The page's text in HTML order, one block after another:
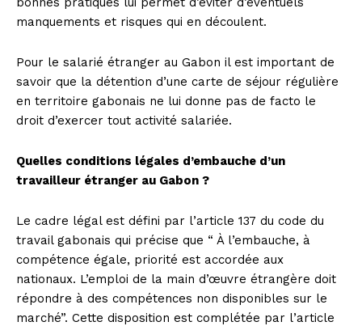
manquements et risques qui en découlent.
Pour le salarié étranger au Gabon il est important de
savoir que la détention d’une carte de séjour régulière
en territoire gabonais ne lui donne pas de facto le
droit d’exercer tout activité salariée.
Quelles conditions légales d’embauche d’un
travailleur étranger au Gabon ?
Le cadre légal est défini par l’article 137 du code du
travail gabonais qui précise que “ À l’embauche, à
compétence égale, priorité est accordée aux
nationaux. L’emploi de la main d’œuvre étrangère doit
répondre à des compétences non disponibles sur le
marché”. Cette disposition est complétée par l’article